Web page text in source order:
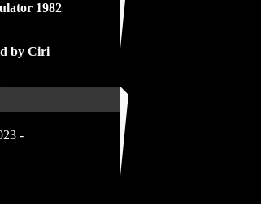
1982
by Ciri
-